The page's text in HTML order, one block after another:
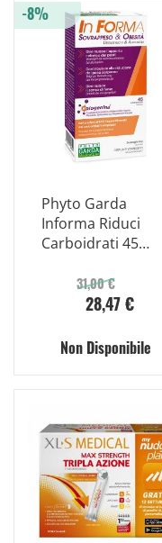
Phyto Garda
Informa Riduci
Carboidrati 45
31,00 €
28,47 €
-8%
Non Disponibile